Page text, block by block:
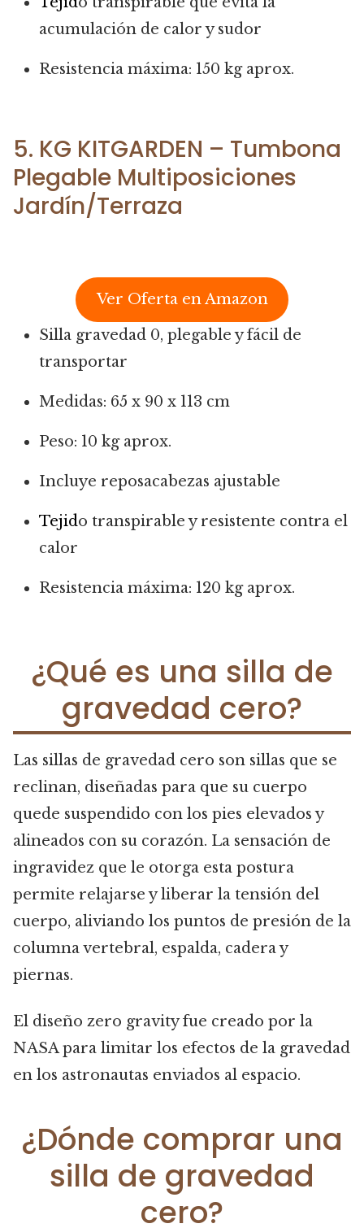
acumulación de calor y sudor
Resistencia máxima: 150 kg aprox.
5. KG KITGARDEN – Tumbona
Plegable Multiposiciones
Jardín/Terraza
Ver Oferta en Amazon
Silla gravedad 0, plegable y fácil de
transportar
Medidas: 65 x 90 x 113 cm
Peso: 10 kg aprox.
Incluye reposacabezas ajustable
Tejido transpirable y resistente contra el
calor
Resistencia máxima: 120 kg aprox.
¿Qué es una silla de
gravedad cero?
Las sillas de gravedad cero son sillas que se
reclinan, diseñadas para que su cuerpo
quede suspendido con los pies elevados y
alineados con su corazón. La sensación de
ingravidez que le otorga esta postura
permite relajarse y liberar la tensión del
cuerpo, aliviando los puntos de presión de la
columna vertebral, espalda, cadera y
piernas.
El diseño zero gravity fue creado por la
NASA para limitar los efectos de la gravedad
en los astronautas enviados al espacio.
¿Dónde comprar una
silla de gravedad
cero?